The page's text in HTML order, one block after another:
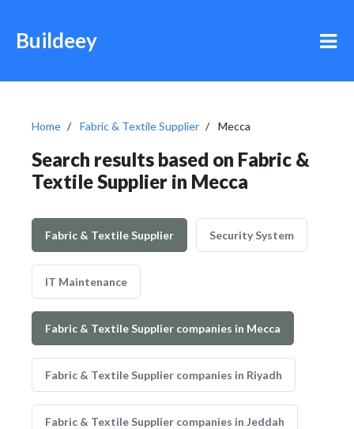
Buildeey
Home Fabric & Textile Supplier Mecca
Search results based on Fabric &
Textile Supplier in Mecca
Fabric & Textile Supplier Security System
IT Maintenance
Fabric & Textile Supplier companies in Mecca
Fabric & Textile Supplier companies in Riyadh
Fabric & Textile Supplier companies in Jeddah